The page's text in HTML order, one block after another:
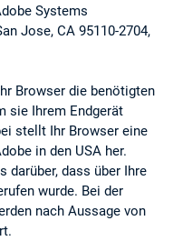
Systems
Jose, CA 95110-2704,
Browser die benötigten
sie Ihrem Endgerät
stellt Ihr Browser eine
in den USA her.
darüber, dass über Ihre
wurde. Bei der
nach Aussage von